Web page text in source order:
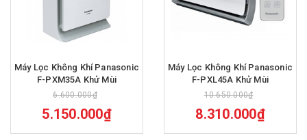
Máy Lọc Không Khí Panasonic
F-PXM35A Khử Mùi
6.600.000₫
5.150.000₫
Máy Lọc Không Khí Panasonic
F-PXL45A Khử Mùi
10.650.000₫
8.310.000₫